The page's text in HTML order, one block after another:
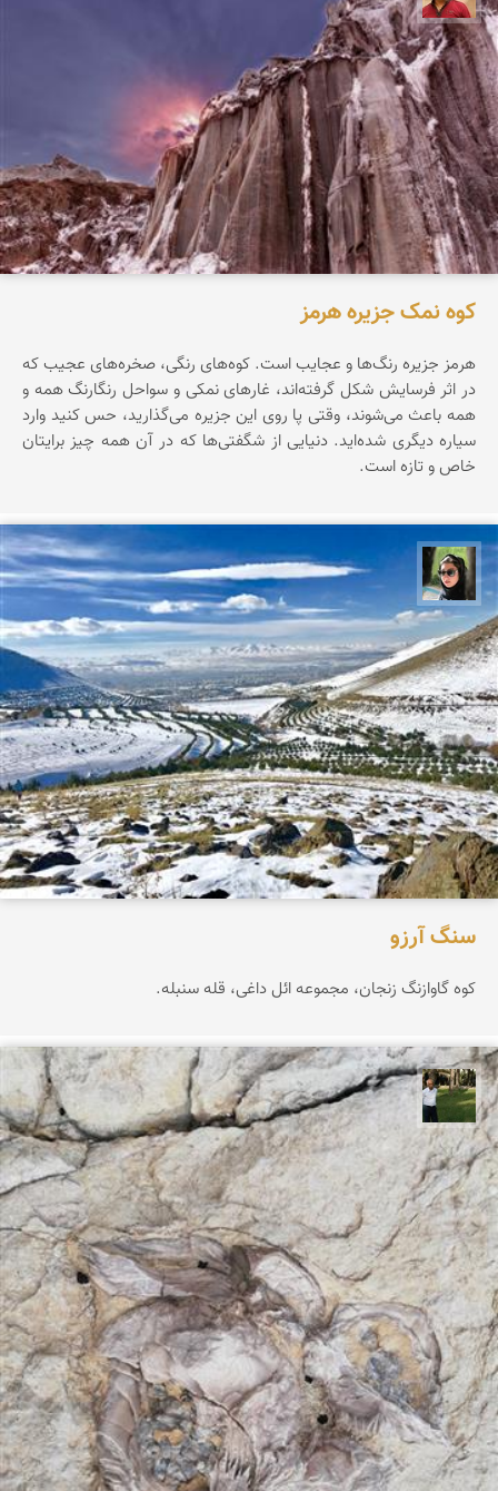
کوه نمک جزیره هرمز
هرمز جزیره‌ رنگ‌ها‌ و عجایب است. کوه‌های رنگی، صخره‌های عجیب که
در اثر فرسایش شکل گرفته‌اند، غارهای نمکی و سواحل رنگارنگ همه و
همه باعث می‌شوند، وقتی پا روی این جزیره می‌گذارید، حس کنید وارد
سیاره‌ دیگری شده‌اید. دنیایی از شگفتی‌ها که در آن همه چیز برایتان
خاص و تازه است.
سپیده اصلان
سنگ آرزو
کوه گاوازنگ زنجان، مجموعه ائل داغی، قله سنبله.
عبدل شعبانی